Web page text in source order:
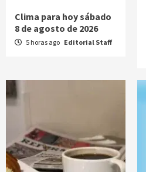
Clima para hoy sábado
8 de agosto de 2026
5 horas ago Editorial Staff